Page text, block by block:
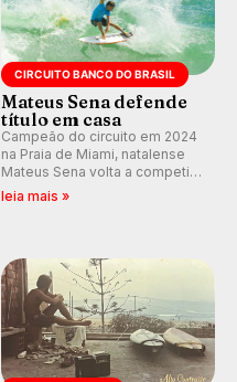
CIRCUITO BANCO DO BRASIL
Mateus Sena defende
título em casa
Campeão do circuito em 2024
na Praia de Miami, natalense
Mateus Sena volta a competir
em casa em busca de manter a
leia mais »